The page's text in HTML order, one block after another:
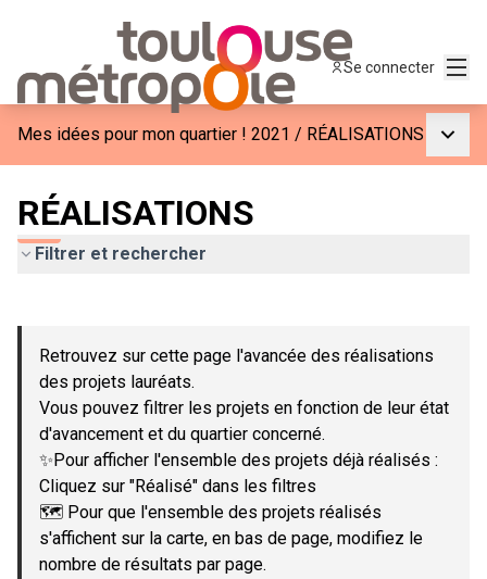
Se connecter
Mes idées pour mon quartier ! 2021 / RÉALISATIONS
RÉALISATIONS
Filtrer et rechercher
−
Retrouvez sur cette page l'avancée des réalisations
des projets lauréats.
Vous pouvez filtrer les projets en fonction de leur état
d'avancement et du quartier concerné.
✨Pour afficher l'ensemble des projets déjà réalisés :
Cliquez sur "Réalisé" dans les filtres
🗺️ Pour que l'ensemble des projets réalisés
s'affichent sur la carte, en bas de page, modifiez le
nombre de résultats par page.